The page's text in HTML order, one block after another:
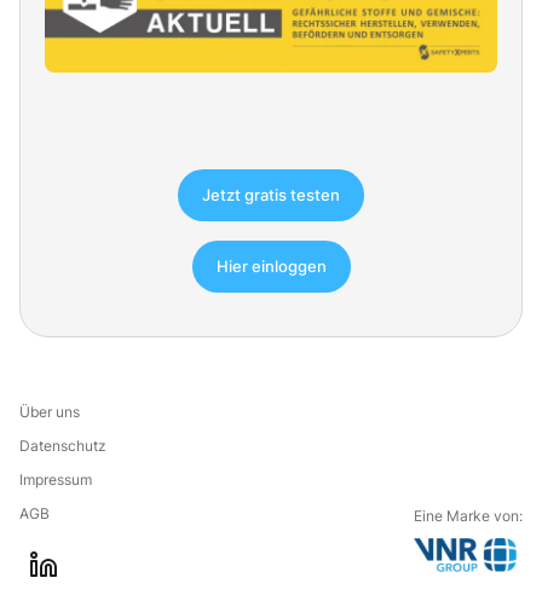
Jetzt gratis testen
Hier einloggen
Über uns
Datenschutz
Impressum
AGB
Eine Marke von: